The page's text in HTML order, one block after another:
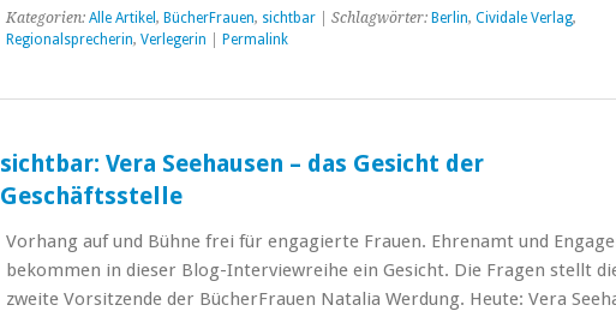
Kategorien: Alle Artikel , BücherFrauen, sichtbar| Schlagwörter: Berlin, Cividale Verlag,
Regionalsprecherin, Verlegerin Permalink
sichtbar: Vera Seehausen – das Gesicht der
Geschäftsstelle
Vorhang auf und Bühne frei für engagierte Frauen. Ehrenamt und
bekommen in dieser Blog-Interviewreihe ein Gesicht. Die Fragen stellt
zweite Vorsitzende der BücherFrauen Natalia Werdung. Heute: Vera